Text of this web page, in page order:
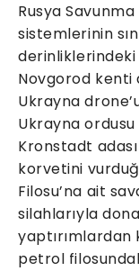
Rusya
sistemlerinin
derinliklerindeki
Novgorod kenti
Ukrayna
Ukrayna
Kronstadt adası
korvetini
Filosu’na ait
silahlarıyla
yaptırımlardan
petrol